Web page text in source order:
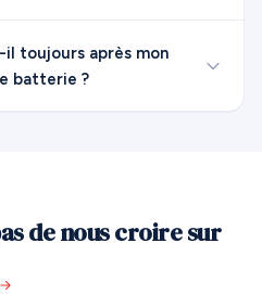
toujours après mon
batterie ?
de nous croire sur